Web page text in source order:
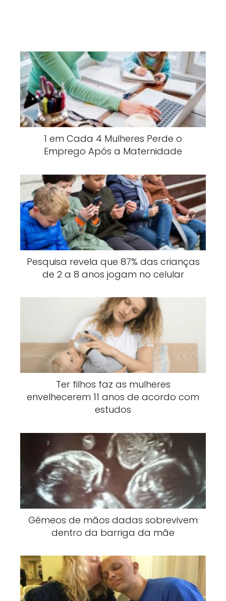
1 em Cada 4 Mulheres Perde o
Emprego Após a Maternidade
Pesquisa revela que 87% das crianças
de 2 a 8 anos jogam no celular
Ter filhos faz as mulheres
envelhecerem 11 anos de acordo com
estudos
Gêmeos de mãos dadas sobrevivem
dentro da barriga da mãe